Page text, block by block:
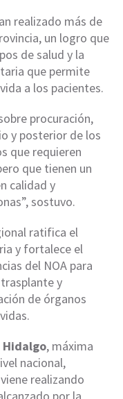
realizado más de
un logro que
de salud y la
que permite
a los pacientes.
procuración,
y posterior de los
que requieren
que tienen un
calidad y
sostuvo.
ratifica el
y fortalece el
del NOA para
y
de órganos
Hidalgo, máxima
nacional,
realizando